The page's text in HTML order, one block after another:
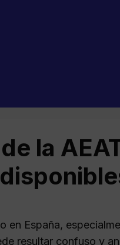
la
en España,
resultar confuso y